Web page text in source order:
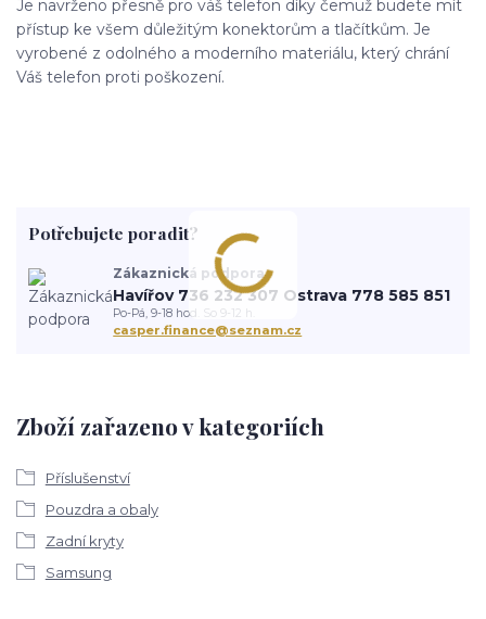
Je navrženo přesně pro váš telefon díky čemuž budete mít
přístup ke všem důležitým konektorům a tlačítkům. Je
vyrobené z odolného a moderního materiálu, který chrání
Váš telefon proti poškození.
Zboží zařazeno v kategoriích
Příslušenství
Pouzdra a obaly
Zadní kryty
Samsung
Potřebujete poradit?
Zákaznická podpora
Havířov 736 232 307 Ostrava 778 585 851
Po-Pá, 9-18 hod. So 9-12 h.
casper.finance@seznam.cz